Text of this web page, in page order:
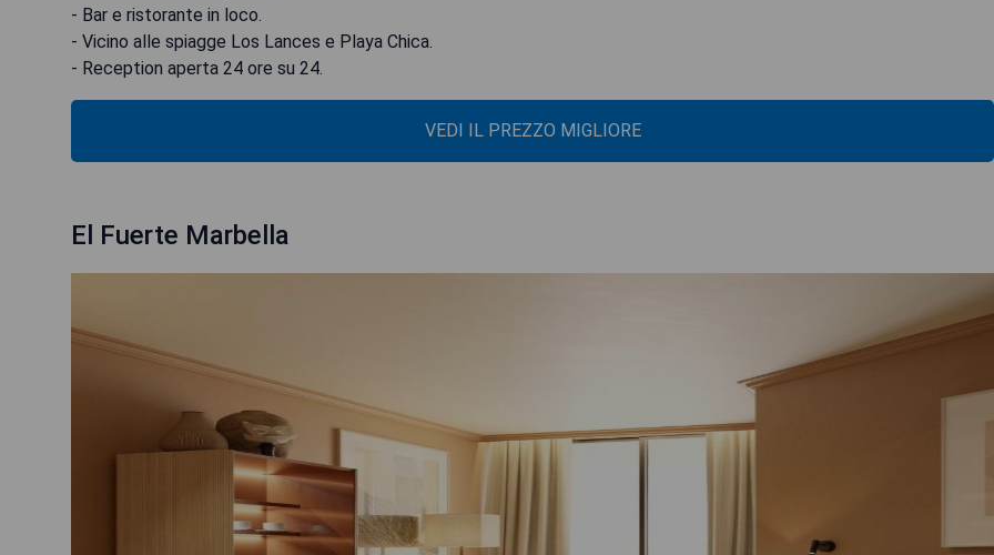
- Bar e ristorante in loco.
- Vicino alle spiagge Los Lances e Playa Chica.
- Reception aperta 24 ore su 24.
VEDI IL PREZZO MIGLIORE
El Fuerte Marbella